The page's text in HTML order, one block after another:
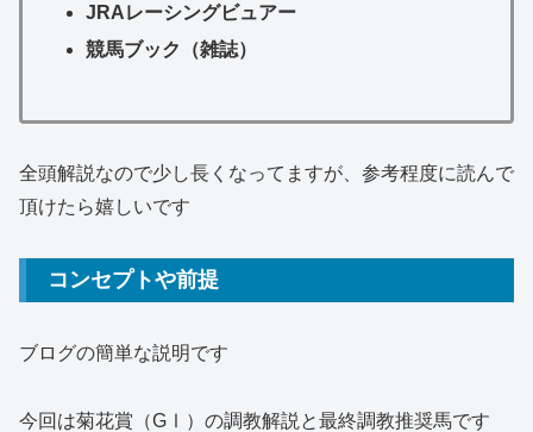
JRAレーシングビュアー
競馬ブック（雑誌）
全頭解説なので少し長くなってますが、参考程度に読んで
頂けたら嬉しいです
コンセプトや前提
ブログの簡単な説明です
今回は菊花賞（GⅠ）の調教解説と最終調教推奨馬です